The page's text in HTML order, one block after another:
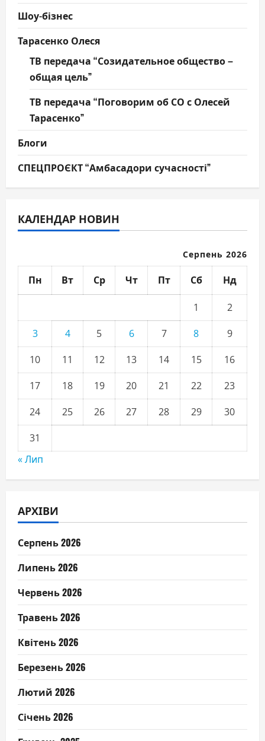
Шоу-бізнес
Тарасенко Олеся
ТВ передача “Созидательное общество –
общая цель”
ТВ передача “Поговорим об СО с Олесей
Тарасенко”
Блоги
СПЕЦПРОЄКТ “Амбасадори сучасності”
КАЛЕНДАР НОВИН
Серпень 2026
Пн Вт Ср Чт Пт Сб Нд
1
2
3
4 5 6 7 8
9
10
11 12 13 14 15
16
17
18 19 20 21 22
23
24
25 26 27 28 29
30
31
« Лип
АРХІВИ
Серпень 2026
Липень 2026
Червень 2026
Травень 2026
Квітень 2026
Березень 2026
Лютий 2026
Січень 2026